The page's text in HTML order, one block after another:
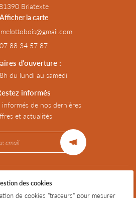
81390 Briatexte
Afficher la carte
07 88 34 57 87
d'ouverture :
du lundi au samedi
informés
informés de nos dernières
et actualités
générales d'utilisation
de confidentialité
des cookies
de cookies "traceurs" pour mesurer